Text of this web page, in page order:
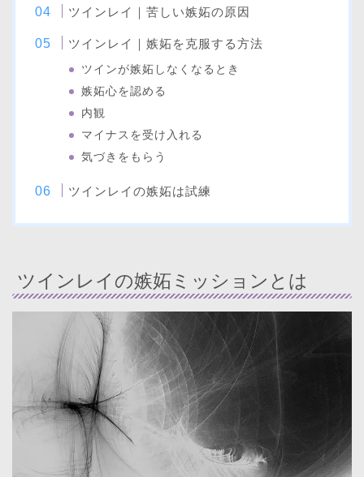
ツインレイ｜苦しい嫉妬の原因
ツインレイ｜嫉妬を克服する方法
ツインが嫉妬しなくなるとき
嫉妬心を認める
内観
マイナスを受け入れる
気づきをもらう
ツインレイの嫉妬は試練
ツインレイの嫉妬ミッションとは